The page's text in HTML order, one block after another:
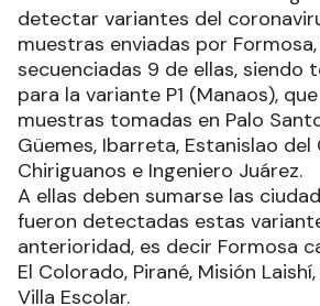
detectar variantes del
muestras enviadas por
secuenciadas 9 de ellas, siendo
para la variante P1 (Manaos),
muestras tomadas en Palo
Güemes, Ibarreta, Estanislao del
Chiriguanos e Ingeniero Juárez.
A ellas deben sumarse las
fueron detectadas estas
anterioridad, es decir Formosa
El Colorado, Pirané, Misión
Villa Escolar.